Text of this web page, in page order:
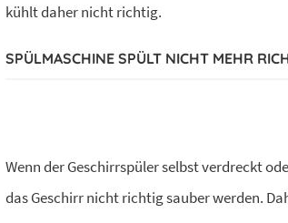
kühlt daher nicht richtig.
SPÜLMASCHINE SPÜLT NICHT MEHR
Wenn der Geschirrspüler selbst verdreckt
das Geschirr nicht richtig sauber werden.